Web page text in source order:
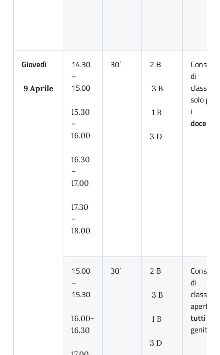
Giovedì
9 Aprile
14.30
–
15.00
15.30
–
16.00
16.30
–
17.00
17.30
–
18.00
30’ 2 B
3 B
1 B
3 D
Consigli
di
classe
solo per
i
docenti
15.00
–
15.30
16.00-
16.30
30’ 2 B
3 B
1 B
3 D
Consigli
di
classe
aperti a
tutti
genitori.